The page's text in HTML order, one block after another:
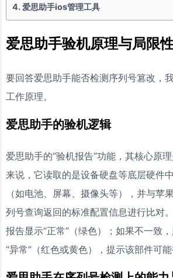
爱思助手ios管理工具
爱思助手验机原理与局限
要回答爱思助手能否检测序列号篡改，
工作原理。
爱思助手的验机逻辑
爱思助手的“验机报告”功能，其核心原
来说，它读取的是设备硬盘等底层硬件
（如电池、屏幕、摄像头等），并与苹
列号查询返回的标准配置信息进行比对
报告显示“正常”（绿色）；如果不一致
“异常”（红色或黄色），提示该部件可能